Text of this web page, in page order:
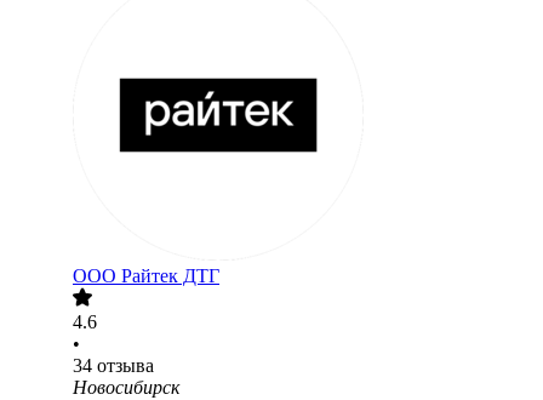
ООО Райтек ДТГ
4.6
•
34 отзыва
Новосибирск